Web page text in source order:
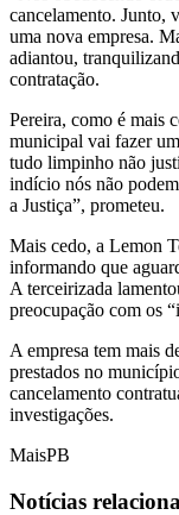
cancelamento. Junto,
uma nova empresa.
adiantou,
contratação.
Pereira, como é mais
municipal vai fazer
tudo limpinho não
indício nós não
a Justiça”, prometeu.
Mais cedo, a Lemon
informando que
A terceirizada
preocupação com os
A empresa tem mais
prestados no
cancelamento
investigações.
MaisPB
Notícias